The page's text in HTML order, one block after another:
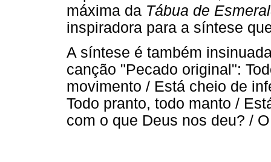
máxima da Tábua de
inspiradora para a síntese
A síntese é também
canção "Pecado original":
movimento / Está cheio de
Todo pranto, todo manto /
com o que Deus nos deu? /